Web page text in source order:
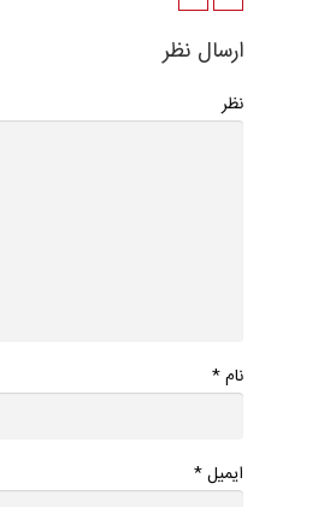
ارسال نظر
نظر
نام*
ایمیل*